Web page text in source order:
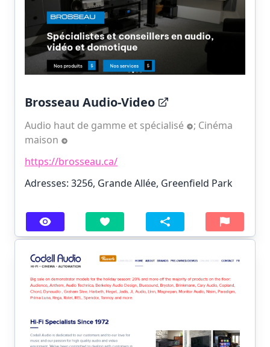
Brosseau Audio-Video
Audio haut de gamme et spécialisé ; Cinéma
maison
https://brosseau.ca/
Adresses: 3256, Grande Allée, Greenfield Park